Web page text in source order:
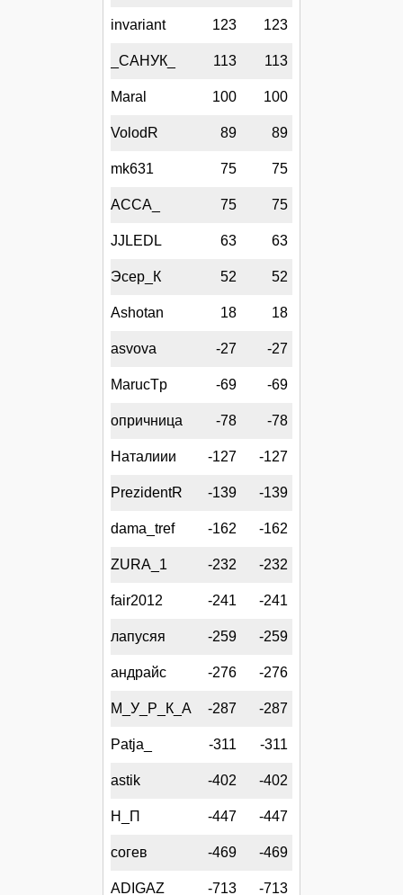
invariant 123 123
_САНУК_ 113 113
Maral 100 100
VolodR 89 89
mk631 75 75
АССА_ 75 75
JJLEDL 63 63
Эсер_К 52 52
Ashotan 18 18
asvova -27 -27
MarucTp -69 -69
опричница -78 -78
Наталиии -127 -127
PrezidentR -139 -139
dama_tref -162 -162
ZURA_1 -232 -232
fair2012 -241 -241
лапусяя -259 -259
андрайс -276 -276
М_У_Р_К_А -287 -287
Patja_ -311 -311
astik -402 -402
Н_П -447 -447
согев -469 -469
ADIGAZ -713 -713